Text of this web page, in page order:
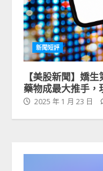
新聞短評
【美股新聞】嬌
藥物成最大推手，
2025 年 1 月 23 日